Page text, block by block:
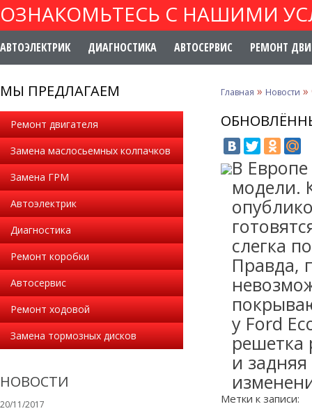
ОЗНАКОМЬТЕСЬ С НАШИМИ
АВТОЭЛЕКТРИК ДИАГНОСТИКА АВТОСЕРВИС РЕМОНТ
МЫ ПРЕДЛАГАЕМ
Ремонт двигателя
Замена маслосьемных колпачков
Замена ГРМ
Автоэлектрик
Диагностика
Ремонт коробки
Автосервис
Ремонт ходовой
Замена тормозных дисков
НОВОСТИ
20/11/2017
Главная » Новости »
В
модели.
слегка
Правда,
у Ford
решетка
и
Метки к записи: